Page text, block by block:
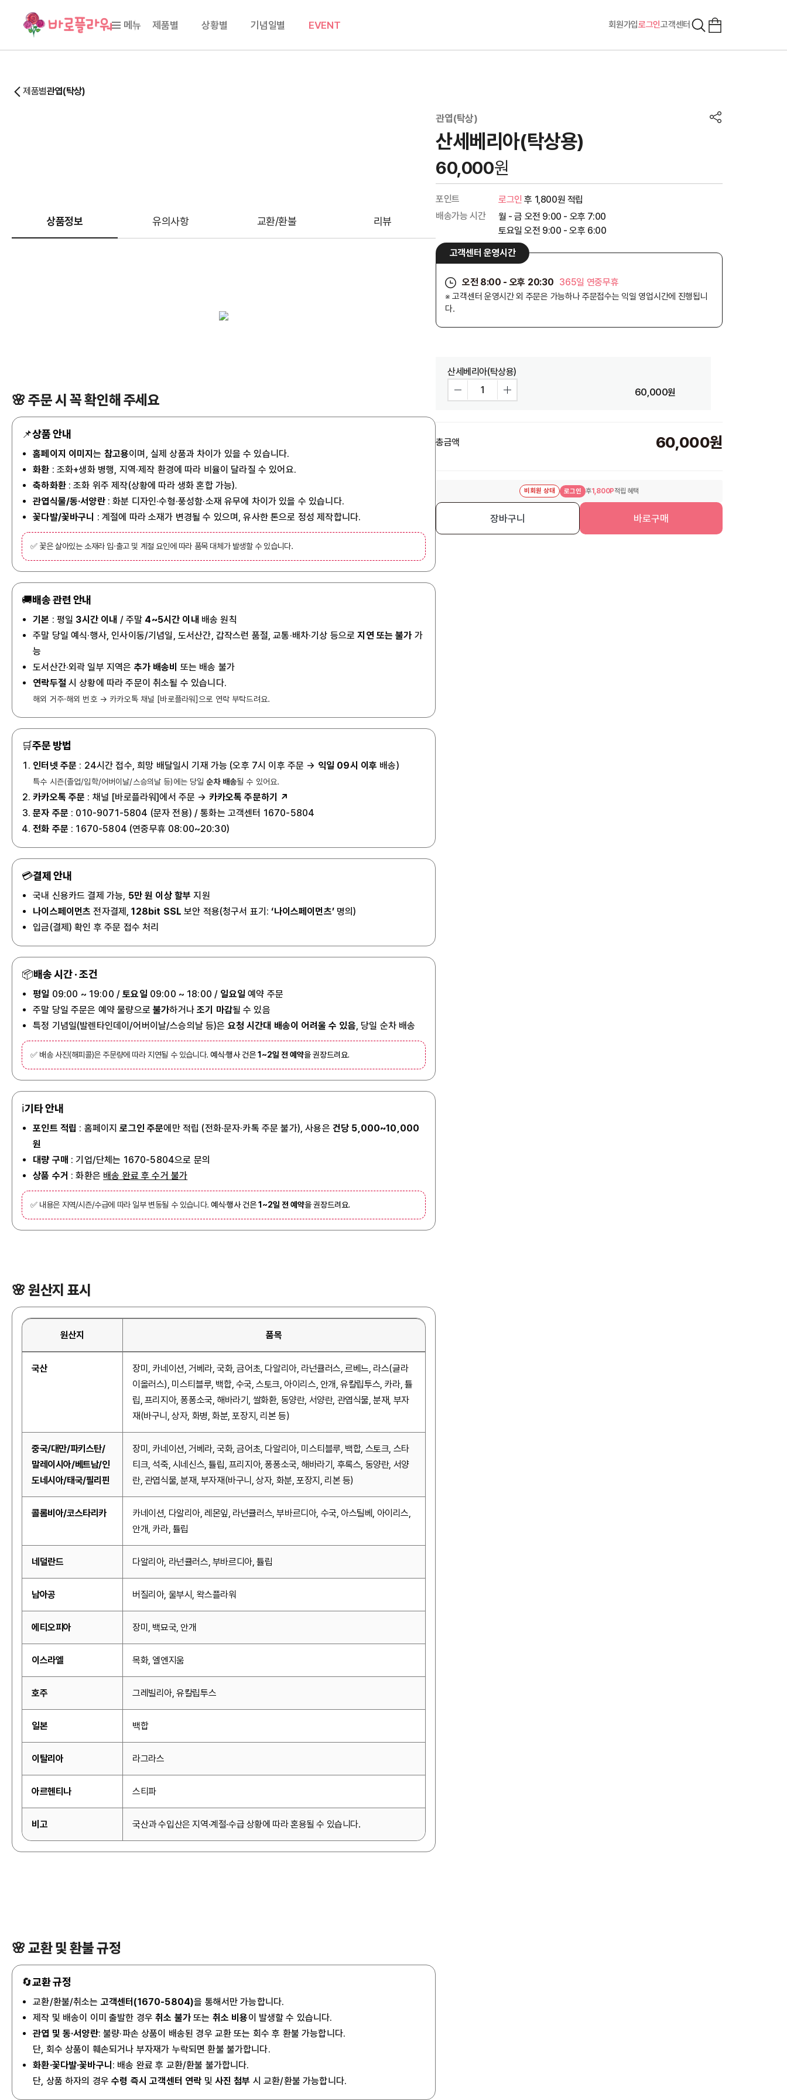
메뉴 제품별 상황별 기념일별 EVENT 회원가입로그인고객센터
제품별관엽(탁상)
상품정보 유의사항 교환/환불 리뷰
🌸 주문 시 꼭 확인해 주세요
📌상품 안내
홈페이지 이미지는 참고용이며, 실제 상품과 차이가 있을 수 있습니다.
화환 : 조화+생화 병행, 지역·제작 환경에 따라 비율이 달라질 수 있어요.
축하화환 : 조화 위주 제작(상황에 따라 생화 혼합 가능).
관엽식물/동·서양란 : 화분 디자인·수형·풍성함·소재 유무에 차이가 있을 수 있습니다.
꽃다발/꽃바구니 : 계절에 따라 소재가 변경될 수 있으며, 유사한 톤으로 정성 제작합니다.
✅ 꽃은 살아있는 소재라 입·출고 및 계절 요인에 따라 품목 대체가 발생할 수 있습니다.
🚚배송 관련 안내
기본 : 평일 3시간 이내 / 주말 4~5시간 이내 배송 원칙
주말 당일 예식·행사, 인사이동/기념일, 도서산간, 갑작스런 품절, 교통·배차·기상 등으로지연 또는 불가 가
능
도서산간·외곽 일부 지역은 추가 배송비 또는 배송 불가
연락두절 시 상황에 따라 주문이 취소될 수 있습니다.
해외 거주·해외 번호 → 카카오톡 채널 [바로플라워]으로 연락 부탁드려요.
🛒주문 방법
인터넷 주문 : 24시간 접수, 희망 배달일시 기재 가능 (오후 7시 이후 주문 → 익일 09시 이후 배송)
특수 시즌(졸업/입학/어버이날/스승의날 등)에는 당일순차 배송될 수 있어요.
카카오톡 주문 : 채널 [바로플라워]에서 주문 → 카카오톡 주문하기 ↗
문자 주문 : 010-9071-5804 (문자 전용) / 통화는 고객센터 1670-5804
전화 주문 : 1670-5804 (연중무휴 08:00~20:30)
💳결제 안내
국내 신용카드 결제 가능, 5만 원 이상 할부 지원
나이스페이먼츠 전자결제,128bit SSL 보안 적용(청구서 표기:‘나이스페이먼츠’명의)
입금(결제) 확인 후 주문 접수 처리
📦배송 시간 · 조건
평일 09:00 ~ 19:00 /토요일 09:00 ~ 18:00 / 일요일 예약 주문
주말 당일 주문은 예약 물량으로불가하거나조기 마감될 수 있음
특정 기념일(발렌타인데이/어버이날/스승의날 등)은 요청 시간대 배송이 어려울 수 있음, 당일 순차 배송
✅ 배송 사진(해피콜)은 주문량에 따라 지연될 수 있습니다.예식·행사 건은1~2일 전 예약을 권장드려요.
ℹ️기타 안내
포인트 적립 : 홈페이지로그인 주문에만 적립 (전화·문자·카톡 주문 불가), 사용은 건당 5,000~10,000
원
대량 구매 : 기업/단체는 1670-5804으로 문의
상품 수거 : 화환은 배송 완료 후 수거 불가
✅ 내용은 지역/시즌/수급에 따라 일부 변동될 수 있습니다.예식·행사 건은1~2일 전 예약을 권장드려요.
🌸 원산지 표시
원산지 품목
국산
장미, 카네이션, 거베라, 국화, 금어초, 다알리아, 라넌큘러스, 르베느, 라스(글라
이올러스), 미스티블루, 백합, 수국, 스토크, 아이리스, 안개, 유칼립투스, 카라, 튤
립, 프리지아, 퐁퐁소국, 해바라기, 쌀화환, 동양란, 서양란, 관엽식물, 분재, 부자
재(바구니, 상자, 화병, 화분, 포장지, 리본 등)
중국/대만/파키스탄/
말레이시아/베트남/인
도네시아/태국/필리핀
장미, 카네이션, 거베라, 국화, 금어초, 다알리아, 미스티블루, 백합, 스토크, 스타
티크, 석죽, 시네신스, 튤립, 프리지아, 퐁퐁소국, 해바라기, 후록스, 동양란, 서양
란, 관엽식물, 분재, 부자재(바구니, 상자, 화분, 포장지, 리본 등)
콜롬비아/코스타리카
카네이션, 다알리아, 레몬잎, 라넌큘러스, 부바르디아, 수국, 아스틸베, 아이리스,
안개, 카라, 튤립
네덜란드 다알리아, 라넌큘러스, 부바르디아, 튤립
남아공 버질리아, 울부시, 왁스플라워
에티오피아 장미, 백묘국, 안개
이스라엘 목화, 엘엔지움
호주 그레빌리아, 유칼립투스
일본 백합
이탈리아 라그라스
아르헨티나 스티파
비고 국산과 수입산은 지역·계절·수급 상황에 따라 혼용될 수 있습니다.
🌸 교환 및 환불 규정
🔄교환 규정
교환/환불/취소는 고객센터(1670-5804)을 통해서만 가능합니다.
제작 및 배송이 이미 출발한 경우취소 불가 또는 취소 비용이 발생할 수 있습니다.
관엽 및 동·서양란: 불량·파손 상품이 배송된 경우 교환 또는 회수 후 환불 가능합니다.
단, 회수 상품이 훼손되거나 부자재가 누락되면 환불 불가합니다.
화환·꽃다발·꽃바구니 : 배송 완료 후 교환/환불 불가합니다.
단, 상품 하자의 경우수령 즉시 고객센터 연락 및 사진 첨부 시 교환/환불 가능합니다.
관엽(탁상)
산세베리아(탁상용)
60,000원
포인트 로그인 후 1,800원 적립
배송가능 시간
월 - 금 오전 9:00 - 오후 7:00
토요일 오전 9:00 - 오후 6:00
고객센터 운영시간
오전 8:00 - 오후 20:30 365일 연중무휴
※ 고객센터 운영시간 외 주문은 가능하나 주문접수는 익일 영업시간에 진행됩니
다.
산세베리아(탁상용)
60,000원
총금액 60,000원
비회원 상태 로그인 후1,800P적립 혜택
장바구니 바로구매